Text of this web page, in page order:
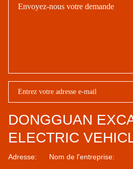
DONGGUAN
ELECTRIC
Adresse: Nom de l'entreprise: